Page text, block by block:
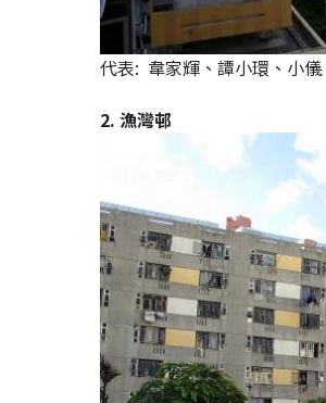
代表: 韋家輝、譚小環、小
2. 漁灣邨